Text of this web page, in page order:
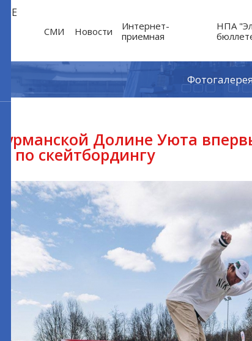
СМИ Новости
Интернет-
приемная
НПА
Фотогалерея
Долине Уюта
по скейтбордингу